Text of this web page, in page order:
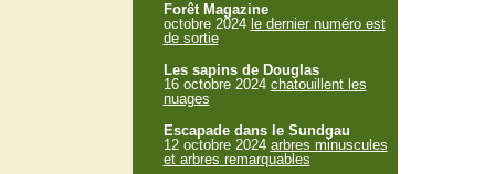
Forêt Magazine
octobre 2024 le dernier numéro est
de sortie
Les sapins de Douglas
16 octobre 2024 chatouillent les
nuages
Escapade dans le Sundgau
12 octobre 2024 arbres minuscules
et arbres remarquables